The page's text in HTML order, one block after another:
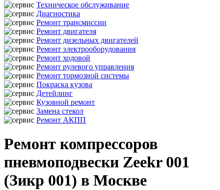
Техническое обслуживание
Диагностика
Ремонт трансмиссии
Ремонт двигателя
Ремонт дизельных двигателей
Ремонт электрооборудования
Ремонт ходовой
Ремонт рулевого управления
Ремонт тормозной системы
Покраска кузова
Детейлинг
Кузовной ремонт
Замена стекол
Ремонт АКПП
Ремонт компрессоров
пневмоподвески Zeekr 001
(Зикр 001) в Москве